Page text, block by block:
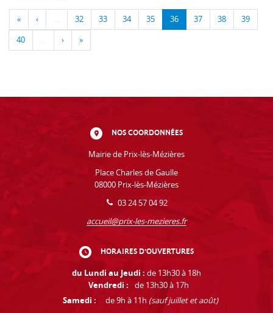
« ‹ … 32 33 34 35 36 37 38 39
40 … › »
NOS COORDONNÉES
Mairie de Prix-lès-Mézières
Place Charles de Gaulle
08000 Prix-lès-Mézières
03 24 57 04 92
accueil@prix-les-mezieres.fr
HORAIRES D'OUVERTURES
du Lundi au Jeudi : de 13h30 à 18h
Vendredi :
de 13h30 à 17h
Samedi :
de 9h à 11h (sauf juillet et août)